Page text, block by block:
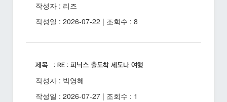
작성자 : 리즈
작성일 : 2026-07-22 | 조회수 : 8
제목 : RE : 피닉스 출도착 세도나 여행
작성자 : 박영혜
작성일 : 2026-07-27 | 조회수 : 1